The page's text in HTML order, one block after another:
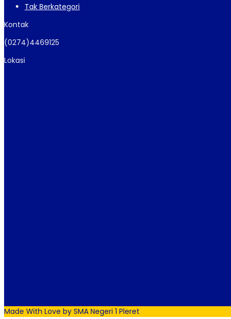
Tak Berkategori
Kontak
(0274)4469125
Lokasi
Made With Love by SMA Negeri 1 Pleret